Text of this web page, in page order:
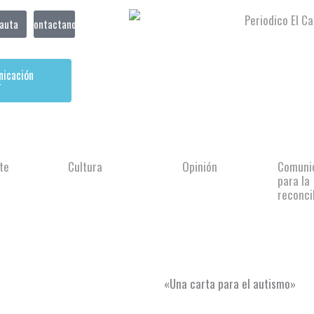
Contactanos
Cultura Opinión
para la
«Una carta para el autismo»